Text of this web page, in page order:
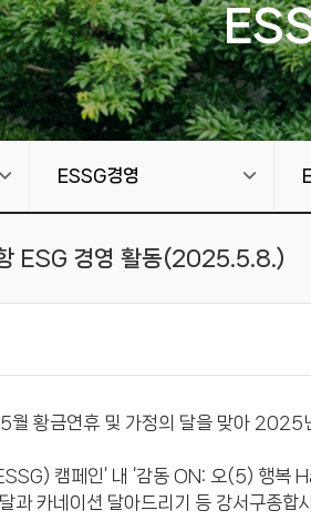
ESSG경영
ESG 경영 활동(2025.5.8.)
월 황금연휴 및 가정의 달을 맞아
캠페인’ 내 ‘감동 ON: 오(5) 행
과 카네이션 달아드리기 등 강서구종